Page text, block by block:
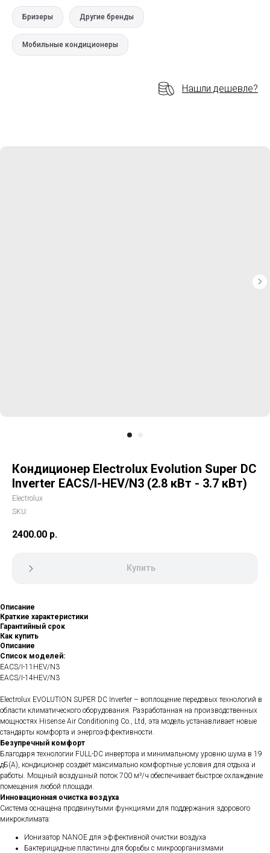
Бризеры Другие бренды
Мобильные кондиционеры
Нашли дешевле?
Кондиционер Electrolux Evolution Super DC
Inverter EACS/I-HEV/N3 (2.8 кВт - 3.7 кВт)
Electrolux
SKU:
2400.00 р.
Купить
Описание
Краткие характеристики
Гарантийный срок
Как купить
Описание
Список моделей:
EACS/I-11HEV/N3
EACS/I-14HEV/N3
Electrolux EVOLUTION SUPER DC Inverter – воплощение передовых технологий в
области климатического оборудования. Разработанная на производственных
мощностях Hisense Air Conditioning Co., Ltd, эта модель устанавливает новые
стандарты комфорта и энергоэффективности.
Безупречный комфорт
Благодаря технологии FULL-DC инвертора и минимальному уровню шума в 19
дБ(А), кондиционер создаёт максимально комфортные условия для отдыха и
работы. Мощный воздушный поток 700 м³/ч обеспечивает быстрое охлаждение
помещения любой площади.
Инновационная очистка воздуха
Система оснащена продвинутыми функциями для поддержания здорового
микроклимата:
Ионизатор NANOE для эффективной очистки воздуха
Бактерицидные пластины для борьбы с микроорганизмами